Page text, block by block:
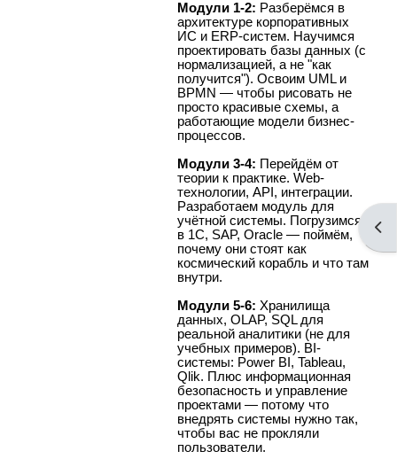
Модули 1-2: Разберёмся в
архитектуре корпоративных
ИС и ERP-систем. Научимся
проектировать базы данных (с
нормализацией, а не "как
получится"). Освоим UML и
BPMN — чтобы рисовать не
просто красивые схемы, а
работающие модели бизнес-
процессов.
Модули 3-4: Перейдём от
теории к практике. Web-
технологии, API, интеграции.
Разработаем модуль для
учётной системы. Погрузимся
в 1С, SAP, Oracle — поймём,
почему они стоят как
космический корабль и что там
внутри.
Модули 5-6: Хранилища
данных, OLAP, SQL для
реальной аналитики (не для
учебных примеров). BI-
системы: Power BI, Tableau,
Qlik. Плюс информационная
безопасность и управление
проектами — потому что
внедрять системы нужно так,
чтобы вас не прокляли
пользователи.